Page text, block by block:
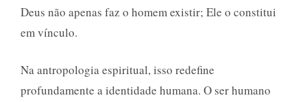
Deus não apenas faz o homem existir; Ele o constitui
em vínculo.
Na antropologia espiritual, isso redefine
profundamente a identidade humana. O ser humano